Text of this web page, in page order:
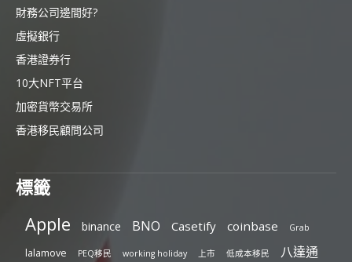
財務公司邊間好?
虛擬銀行
香港證券行
10大NFT平台
加密貨幣交易所
香港移民顧問公司
標籤
Apple binance BNO Casetify coinbase Grab
lalamove PEQ移民 working holiday 上市 低成本移民 八達通